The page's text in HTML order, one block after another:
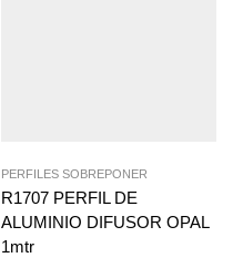
PERFILES SOBREPONER
R1707 PERFIL DE
ALUMINIO DIFUSOR OPAL
1mtr